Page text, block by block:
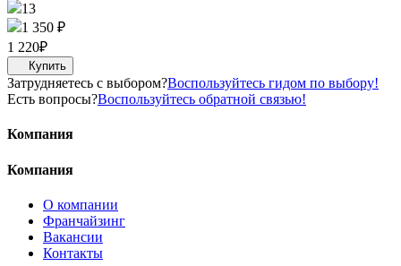
13
1 350 ₽
1 220₽
Затрудняетесь с выбором?Воспользуйтесь гидом по выбору!
Есть вопросы?Воспользуйтесь обратной связью!
Компания
Компания
О компании
Франчайзинг
Вакансии
Контакты